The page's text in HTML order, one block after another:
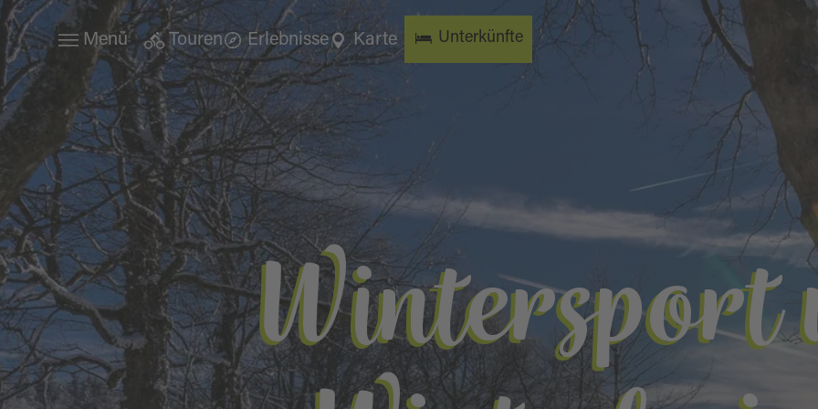
Menü Touren Erlebnisse Karte Unterkünfte
Wintersport